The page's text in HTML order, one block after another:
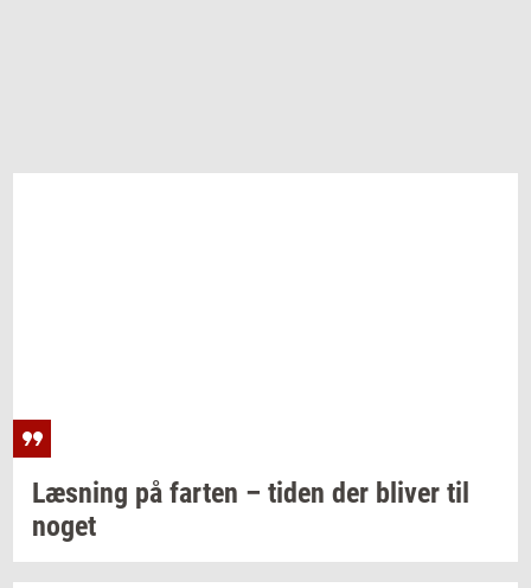
Læs­ning på far­ten – tiden der bli­ver til
noget